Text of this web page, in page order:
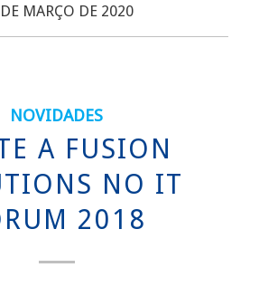
MARÇO DE 2020
NOVIDADES
A FUSION
NO IT
2018